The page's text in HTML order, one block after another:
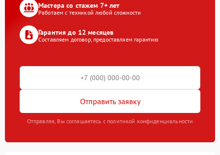
Мастера со стажем 7+ лет
Работаем с техникой любой сложности
Гарантия до 12 месяцев
Составляем договор, предоставляем гарантию
Отправить заявку
Отправляя, Вы соглашаетесь с политикой конфиденциальности